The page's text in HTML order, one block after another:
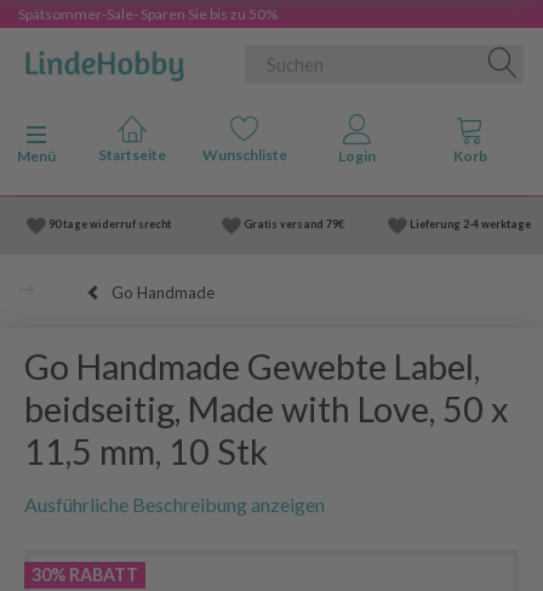
Spätsommer-Sale- Sparen Sie bis zu 50%
Anzeige ändern
Menü
90 tage widerruf srecht Gratis versand 79€ Lieferung 2-4 werktage
Go Handmade
Go Handmade Gewebte Label,
beidseitig, Made with Love, 50 x
11,5 mm, 10 Stk
Ausführliche Beschreibung anzeigen
30% RABATT